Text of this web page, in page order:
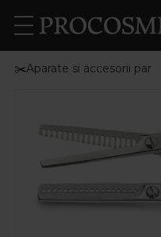
✂️Aparate si accesorii par